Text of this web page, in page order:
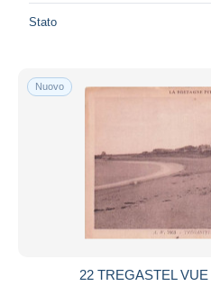
Stato
Nuovo
22 TREGASTEL